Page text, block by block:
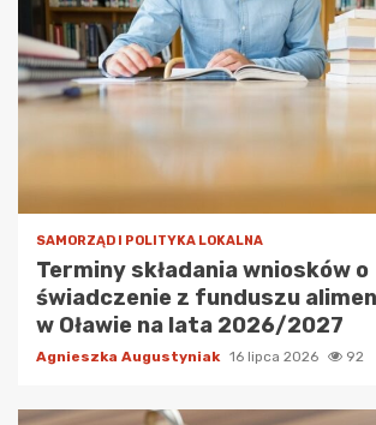
SAMORZĄD I POLITYKA LOKALNA
Terminy składania wniosków o
świadczenie z funduszu
w Oławie na lata 2026/2027
Agnieszka Augustyniak 16 lipca 2026 92